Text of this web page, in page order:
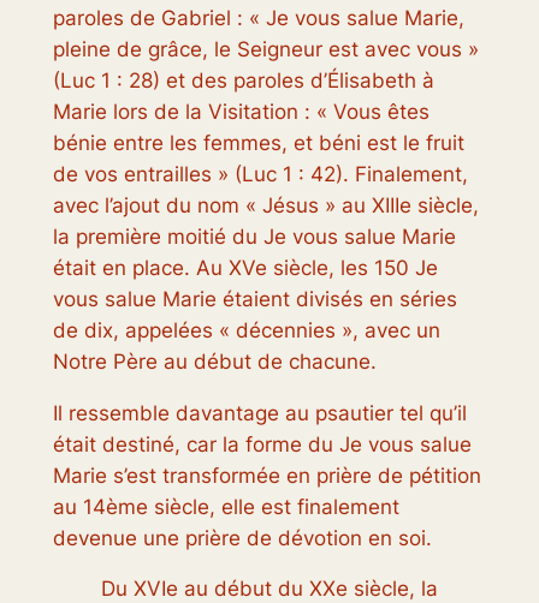
paroles de Gabriel : « Je vous salue Marie,
pleine de grâce, le Seigneur est avec vous »
(Luc 1 : 28) et des paroles d’Élisabeth à
Marie lors de la Visitation : « Vous êtes
bénie entre les femmes, et béni est le fruit
de vos entrailles » (Luc 1 : 42). Finalement,
avec l’ajout du nom « Jésus » au XIIIe siècle,
la première moitié du Je vous salue Marie
était en place. Au XVe siècle, les 150 Je
vous salue Marie étaient divisés en séries
de dix, appelées « décennies », avec un
Notre Père au début de chacune.
Il ressemble davantage au psautier tel qu’il
était destiné, car la forme du Je vous salue
Marie s’est transformée en prière de pétition
au 14ème siècle, elle est finalement
devenue une prière de dévotion en soi.
Du XVIe au début du XXe siècle, la